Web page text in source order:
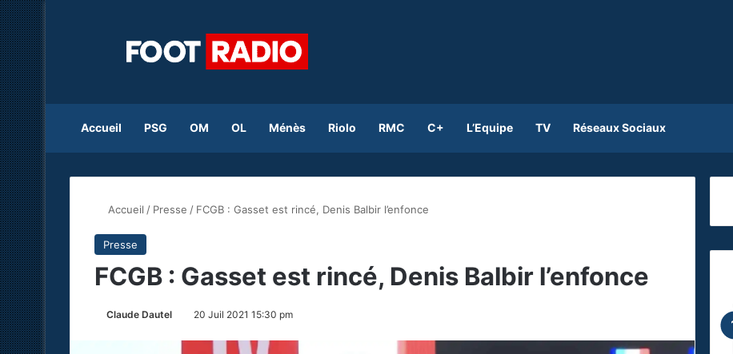
Accueil PSG OM OL Ménès Riolo RMC C+ L’Equipe TV Réseaux Sociaux
Accueil / Presse / FCGB : Gasset est rincé, Denis Balbir l’enfonce
Presse
FCGB : Gasset est rincé, Denis Balbir l’enfonce
Claude Dautel 20 Juil 2021 15:30 pm